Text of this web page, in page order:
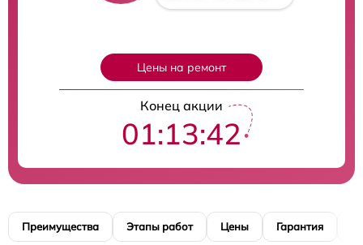
Цены на ремонт
Конец акции
01:13:41
Преимущества Этапы работ Цены Гарантия